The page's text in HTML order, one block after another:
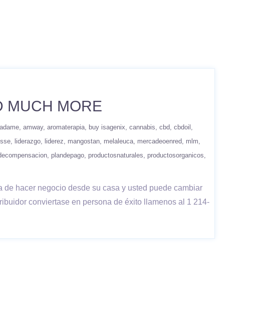
MUCH MORE
amway aromaterapia buy isagenix cannabis cbd cbdoil
liderazgo liderez mangostan melaleuca mercadeoenred
mlm
plandepago productosnaturales
productosorganicos
hacer negocio desde su casa y usted puede cambiar
conviertase en persona de éxito llamenos al 1 214-